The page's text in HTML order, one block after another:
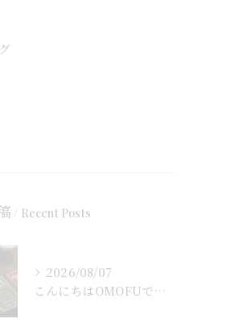
Recent Posts
2026/08/07
こんにちはOMOFUです！